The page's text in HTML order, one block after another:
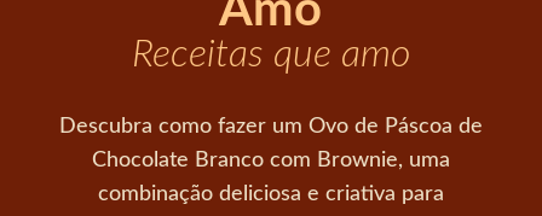
Amo
Receitas que amo
Descubra como fazer um Ovo de Páscoa de
Chocolate Branco com Brownie, uma
combinação deliciosa e criativa para